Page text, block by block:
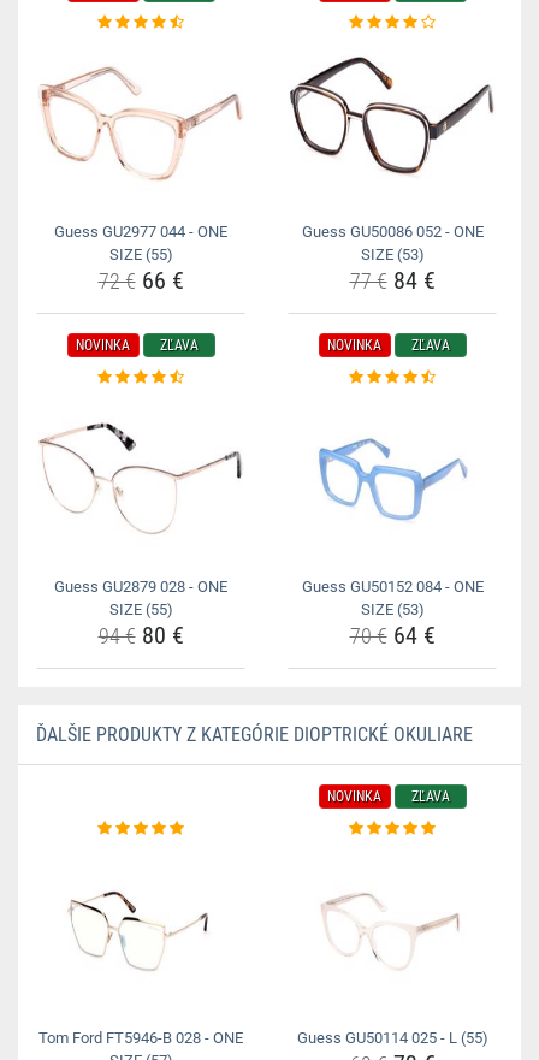
Guess GU2977 044 - ONE
SIZE (55)
72 €66 €
Guess GU50086 052 - ONE
SIZE (53)
77 €84 €
NOVINKA ZĽAVA
Guess GU2879 028 - ONE
SIZE (55)
94 €80 €
NOVINKA ZĽAVA
Guess GU50152 084 - ONE
SIZE (53)
70 €64 €
ĎALŠIE PRODUKTY Z KATEGÓRIE DIOPTRICKÉ OKULIARE
Tom Ford FT5946-B 028 - ONE
NOVINKA ZĽAVA
Guess GU50114 025 - L (55)